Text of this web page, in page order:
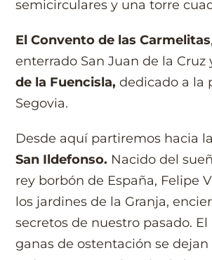
semicirculares y una torre
El Convento de las Carmelitas
enterrado San Juan de la Cruz
de la Fuencisla, dedicado a la
Segovia.
Desde aquí partiremos hacia
San Ildefonso. Nacido del
rey borbón de España, Felipe
los jardines de la Granja,
secretos de nuestro pasado. El
ganas de ostentación se